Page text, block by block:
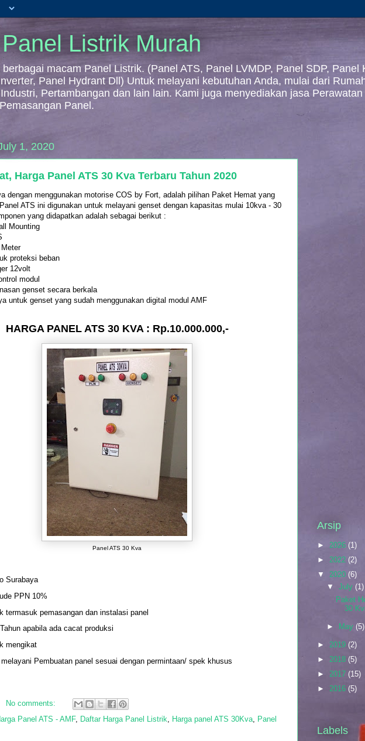
Listrik Murah
macam Panel Listrik. (Panel ATS, Panel LVMDP, Panel SDP, Panel
Panel Hydrant Dll) Untuk melayani kebutuhan Anda, mulai dari
Pertambangan dan lain lain. Kami juga menyediakan jasa
Panel.
1, 2020
Harga Panel ATS 30 Kva Terbaru Tahun 2020
dengan menggunakan motorise COS by Fort, adalah pilihan Paket Hemat yang
ATS ini digunakan untuk melayani genset dengan kapasitas mulai 10kva - 30
yang didapatkan adalah sebagai berikut :
Mounting
proteksi beban
12volt
modul
genset secara berkala
untuk genset yang sudah menggunakan digital modul AMF
HARGA PANEL ATS 30 KVA : Rp.10.000.000,-
Panel ATS 30 Kva
Surabaya
PPN 10%
termasuk pemasangan dan instalasi panel
apabila ada cacat produksi
mengikat
Pembuatan panel sesuai dengan permintaan/ spek khusus
No comments:
Panel ATS - AMF, Daftar Harga Panel Listrik Harga panel ATS 30Kva Panel
Arsip
► 2026 (1)
► 2022 (2)
▼ 2020 (6)
▼ July (1)
Paket
30
► May (5)
► 2019 (2)
► 2018 (5)
► 2017 (15)
► 2016 (5)
Labels